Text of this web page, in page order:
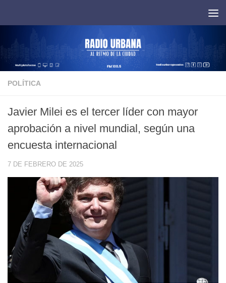
POLÍTICA
Javier Milei es el tercer líder con mayor
aprobación a nivel mundial, según una
encuesta internacional
7 DE FEBRERO DE 2025